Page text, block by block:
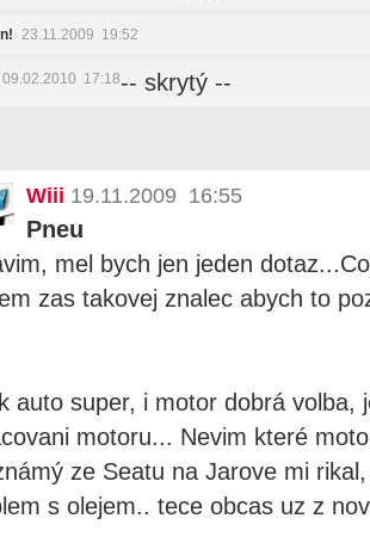
23.11.2009 19:52
09.02.2010 17:18-- skrytý --
Wiii 19.11.2009 16:55
Pneu
mel bych jen jeden
zas takovej znalec abych to
auto super, i motor dobrá volba,
motoru... Nevim které
ze Seatu na Jarove mi
s olejem.. tece obcas uz z